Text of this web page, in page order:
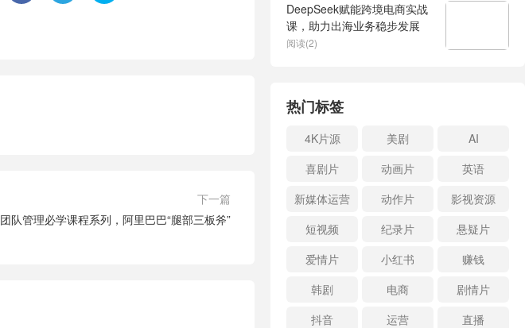
下一篇
团队管理必学课程系列，阿里巴巴“腿部三板斧”
DeepSeek赋能跨境电商实战
课，助力出海业务稳步发展
阅读(2)
热门标签
4K片源 美剧
AI
喜剧片
动画片
英语
新媒体运营
动作片
影视资源
短视频
纪录片
悬疑片
爱情片
小红书
赚钱
韩剧
电商
剧情片
抖音
运营
直播